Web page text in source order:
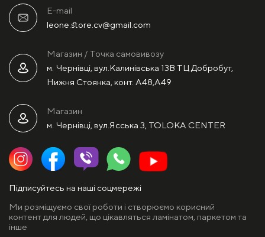
E-mail
leone.store.cv@gmail.com
Магазин / Точка самовивозу
м. Чернівці, вул.Калинівська 13В ТЦ Добробут,
Нижня Стоянка, конт. А48,А49
Магазин
м. Чернівці, вул.Ясська 3, TOLOKA CENTER
Підписуйтесь на наші соцмережі
Ми розміщуємо свої роботи і створюємо корисний
контент для людей, що цікавляться ламінатом, паркетом та
інше